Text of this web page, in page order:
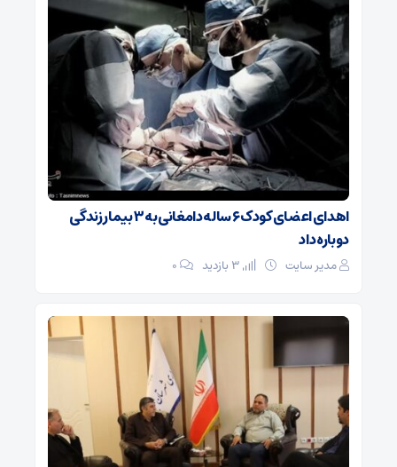
اهدای اعضای کودک ۶ ساله دامغانی به ۳ بیمار زندگی
دوباره داد
مدیر سایت ۰